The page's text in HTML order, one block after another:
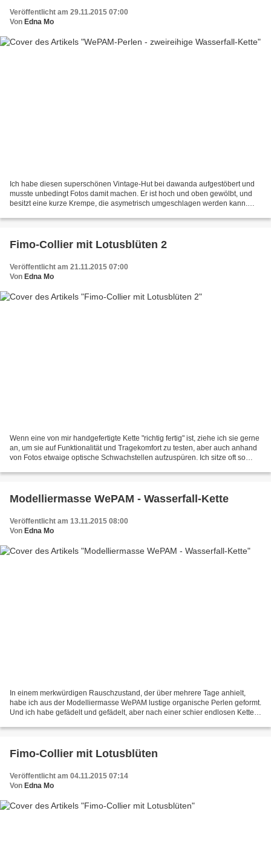
Veröffentlicht am 29.11.2015 07:00
Von Edna Mo
Ich habe diesen superschönen Vintage-Hut bei dawanda aufgestöbert und
musste unbedingt Fotos damit machen. Er ist hoch und oben gewölbt, und
besitzt eine kurze Krempe, die asymetrisch umgeschlagen werden kann.
Fimo-Collier mit Lotusblüten 2
Veröffentlicht am 21.11.2015 07:00
Von Edna Mo
Wenn eine von mir handgefertigte Kette "richtig fertig" ist, ziehe ich sie gerne
an, um sie auf Funktionalität und Tragekomfort zu testen, aber auch anhand
von Fotos etwaige optische Schwachstellen aufzuspüren. Ich sitze oft so
Modelliermasse WePAM - Wasserfall-Kette
Veröffentlicht am 13.11.2015 08:00
Von Edna Mo
In einem merkwürdigen Rauschzustand, der über mehrere Tage anhielt,
habe ich aus der Modelliermasse WePAM lustige organische Perlen geformt.
Und ich habe gefädelt und gefädelt, aber nach einer schier endlosen Kette
Fimo-Collier mit Lotusblüten
Veröffentlicht am 04.11.2015 07:14
Von Edna Mo